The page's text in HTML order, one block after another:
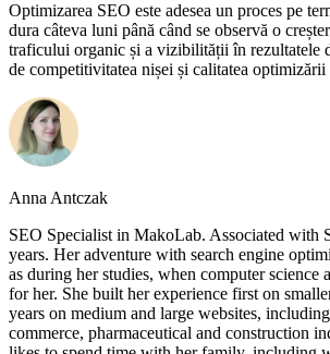
Optimizarea SEO este adesea un proces pe
dura câteva luni până când se observă o
traficului organic și a vizibilității în rezultatele
de competitivitatea nișei și calitatea optimizării
Anna Antczak
SEO Specialist in MakoLab. Associated with
years. Her adventure with search engine
as during her studies, when computer science
for her. She built her experience first on
years on medium and large websites,
commerce, pharmaceutical and construction